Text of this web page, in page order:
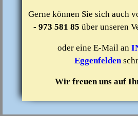
Gerne können Sie sich auch
- 973 581 85 über unseren
oder eine E-Mail an
Eggenfelden
Wir freuen uns auf